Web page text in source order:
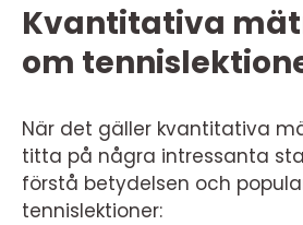
Kvantitativa
om
När det gäller kvantitativa
titta på några intressanta
förstå betydelsen och
tennislektioner: